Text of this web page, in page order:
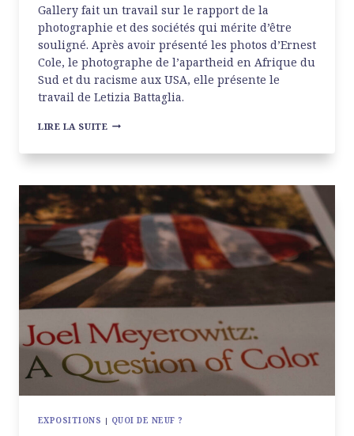
Gallery fait un travail sur le rapport de la
photographie et des sociétés qui mérite d’être
souligné. Après avoir présenté les photos d’Ernest
Cole, le photographe de l’apartheid en Afrique du
Sud et du racisme aux USA, elle présente le
travail de Letizia Battaglia.
LIRE LA SUITE LETIZIA
GALLERY
EXPOSITIONS | QUOI DE NEUF ?